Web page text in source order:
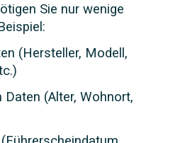
Sie nur wenige
(Hersteller, Modell,
Daten (Alter, Wohnort,